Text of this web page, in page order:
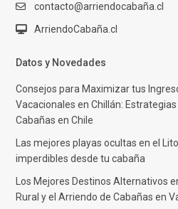
contacto@arriendocabaña.cl
ArriendoCabaña.cl
Datos y Novedades
Consejos para Maximizar tus
Vacacionales en Chillán:
Cabañas en Chile
Las mejores playas ocultas en el
imperdibles desde tu cabaña
Los Mejores Destinos Alternativos
Rural y el Arriendo de Cabañas en